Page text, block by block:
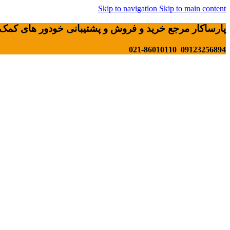
Skip to navigation Skip to main content
پارساکار مرجع خرید و فروش و پشتیبانی خودور های کمک
09123256894 021-86010110